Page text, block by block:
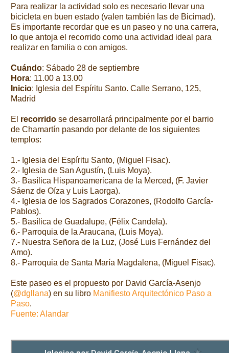
Para realizar la actividad solo es necesario llevar una
bicicleta en buen estado (valen también las de Bicimad).
Es importante recordar que es un paseo y no una carrera,
lo que antoja el recorrido como una actividad ideal para
realizar en familia o con amigos.
Cuándo: Sábado 28 de septiembre
Hora: 11.00 a 13.00
Inicio: Iglesia del Espíritu Santo. Calle Serrano, 125,
Madrid
El recorrido se desarrollará principalmente por el barrio
de Chamartín pasando por delante de los siguientes
templos:
1.- Iglesia del Espíritu Santo, (Miguel Fisac).
2.- Iglesia de San Agustín, (Luis Moya).
3.- Basílica Hispanoamericana de la Merced, (F. Javier
Sáenz de Oíza y Luis Laorga).
4.- Iglesia de los Sagrados Corazones, (Rodolfo García-
Pablos).
5.- Basílica de Guadalupe, (Félix Candela).
6.- Parroquia de la Araucana, (Luis Moya).
7.- Nuestra Señora de la Luz, (José Luis Fernández del
Amo).
8.- Parroquia de Santa María Magdalena, (Miguel Fisac).
Este paseo es el propuesto por David García-Asenjo
(@dgllana) en su libro Manifiesto Arquitectónico Paso a
Paso.
Fuente: Alandar